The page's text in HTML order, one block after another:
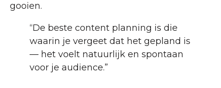
gooien.
“De beste content planning is die
waarin je vergeet dat het gepland is
— het voelt natuurlijk en spontaan
voor je audience.”